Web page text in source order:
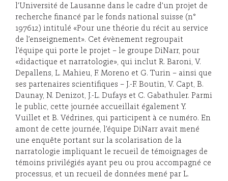
l’Université de Lausanne dans le cadre d’un projet de
recherche financé par le fonds national suisse (n°
197612) intitulé «Pour une théorie du récit au service
de l’enseignement». Cet évènement regroupait
l’équipe qui porte le projet – le groupe DiNarr, pour
«didactique et narratologie», qui inclut R. Baroni, V.
Depallens, L. Mahieu, F. Moreno et G. Turin – ainsi que
ses partenaires scientifiques – J.-F. Boutin, V. Capt, B.
Daunay, N. Denizot, J.-L. Dufays et C. Gabathuler. Parmi
le public, cette journée accueillait également Y.
Vuillet et B. Védrines, qui participent à ce numéro. En
amont de cette journée, l’équipe DiNarr avait mené
une enquête portant sur la scolarisation de la
narratologie impliquant le recueil de témoignages de
témoins privilégiés ayant peu ou prou accompagné ce
processus, et un recueil de données mené par L.